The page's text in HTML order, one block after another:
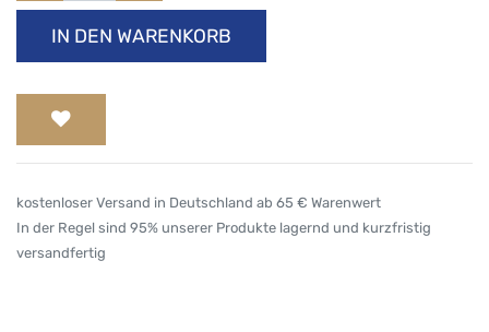
IN DEN WARENKORB
kostenloser Versand in Deutschland ab 65 € Warenwert
In der Regel sind 95% unserer Produkte lagernd und kurzfristig
versandfertig